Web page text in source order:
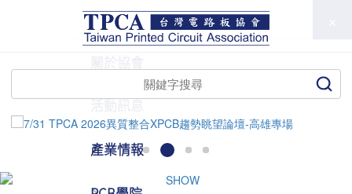
TPCA
活動訊息
產業情報